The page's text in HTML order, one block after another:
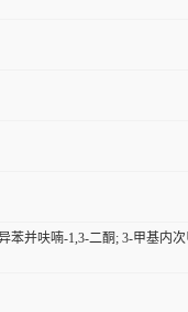
苯并呋喃-1,3-二酮; 3-甲基内